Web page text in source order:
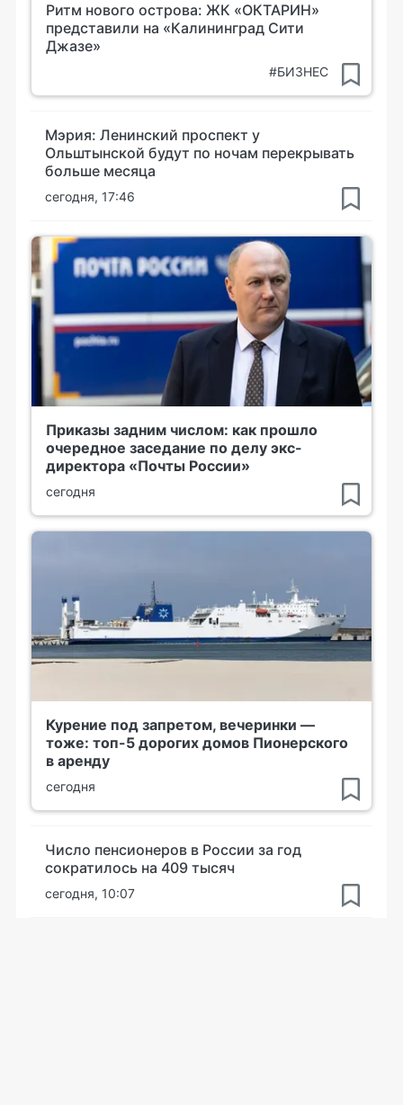
Ритм нового острова: ЖК «ОКТАРИН»
представили на «Калининград Сити
Джазе»
#БИЗНЕС
Мэрия: Ленинский проспект у
Ольштынской будут по ночам перекрывать
больше месяца
сегодня, 17:46
Приказы задним числом: как прошло
очередное заседание по делу экс-
директора «Почты России»
сегодня
Курение под запретом, вечеринки —
тоже: топ-5 дорогих домов Пионерского
в аренду
сегодня
Число пенсионеров в России за год
сократилось на 409 тысяч
сегодня, 10:07